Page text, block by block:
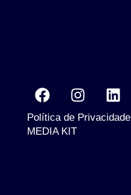
Política de Privacidade
MEDIA KIT